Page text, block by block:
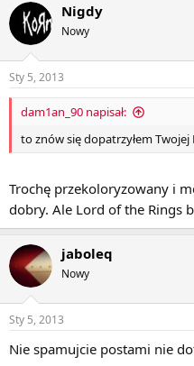
Nigdy
Nowy
Sty 5, 2013
dam1an_90 napisał:
to znów się dopatrzyłem Twojej
Trochę przekoloryzowany i
dobry. Ale Lord of the Rings
jaboleq
Nowy
Sty 5, 2013
Nie spamujcie postami nie